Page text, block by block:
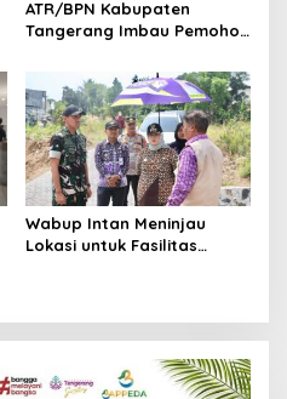
ATR/BPN Kabupaten
Tangerang Imbau Pemohon
Berkas Mandek
Wabup Intan Meninjau
Lokasi untuk Fasilitas